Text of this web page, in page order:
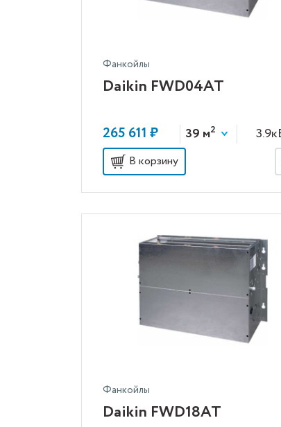
Фанкойлы
Daikin FWD04AT
265 611 ₽ 39 м2
В корзину
Фанкойлы
Daikin FWD18AT